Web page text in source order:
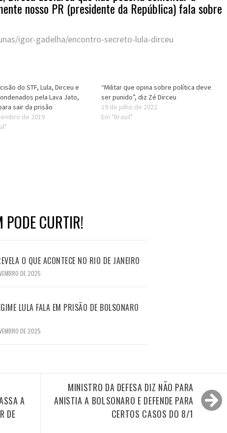
nosso PR (presidente da República) fala sobre
igor-gadelha/encontro-secreto-lula-dirceu
do STF, Lula, Dirceu e
pela Lava Jato,
sair da prisão
de 2019
“Militar que opina sobre política deve
ser punido”, diz Zé Dirceu
19 de julho de 2022
Em "Brasil"
PODE CURTIR!
O QUE ACONTECE NO RIO DE JANEIRO
DE 2025
LULA FALA EM PRISÃO DE BOLSONARO
DE 2025
A
DE
MINISTRO DA DEFESA DIZ NÃO PARA
ANISTIA A BOLSONARO E DEFENDE PARA
CERTOS CASOS DO 8/1